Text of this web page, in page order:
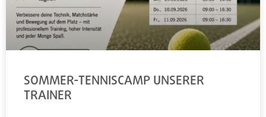
SOMMER-TENNISCAMP UNSERER
TRAINER